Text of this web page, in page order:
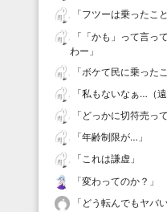
「フツーは乗ったこ
「 「かも」って言っ
わー 」
「ボケて民に乗った
「私もないなぁ…（遠
「 どっかに切符売っ
「年齢制限が… 」
「これは謙虚 」
「変わってのか？ 」
「 どう転んでもヤバ